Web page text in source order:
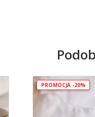
Dedykacja
PROMOCJA -20%